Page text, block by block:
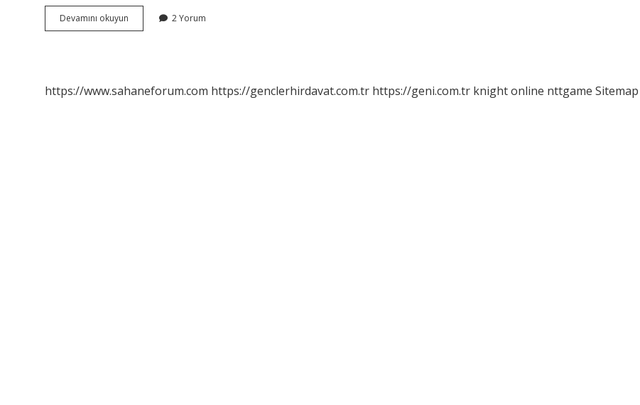
Devamını okuyun
Azam
Ne
2 Yorum
https://www.sahaneforum.com https://genclerhirdavat.com.tr https://geni.com.tr knight online nttgame Sitemap